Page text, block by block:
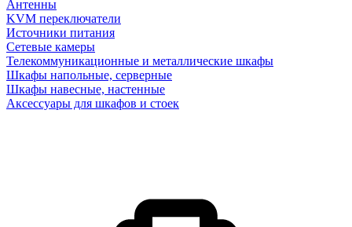
Антенны
KVM переключатели
Источники питания
Сетевые камеры
Телекоммуникационные и металлические шкафы
Шкафы напольные, серверные
Шкафы навесные, настенные
Аксессуары для шкафов и стоек